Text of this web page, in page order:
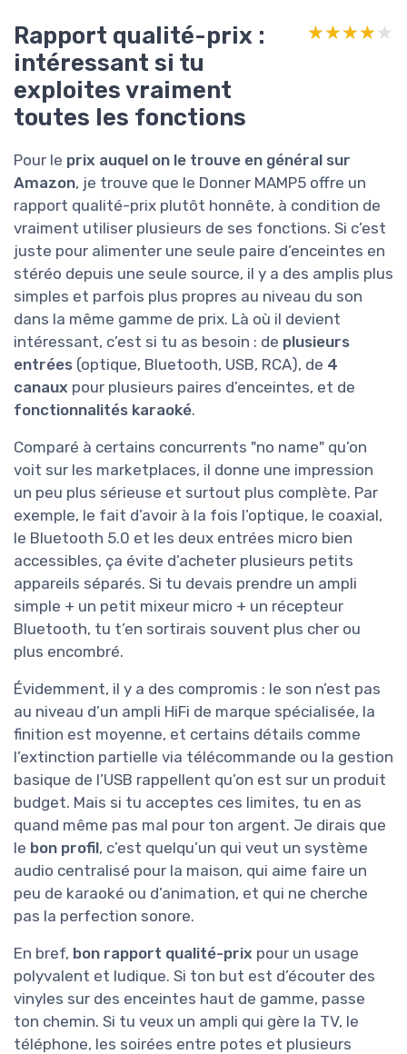
Rapport qualité-prix :
intéressant si tu
exploites vraiment
toutes les fonctions
★★★★★
★★★★★
Pour le prix auquel on le trouve en général sur
Amazon, je trouve que le Donner MAMP5 offre un
rapport qualité-prix plutôt honnête, à condition de
vraiment utiliser plusieurs de ses fonctions. Si c’est
juste pour alimenter une seule paire d’enceintes en
stéréo depuis une seule source, il y a des amplis plus
simples et parfois plus propres au niveau du son
dans la même gamme de prix. Là où il devient
intéressant, c’est si tu as besoin : de plusieurs
entrées (optique, Bluetooth, USB, RCA), de 4
canaux pour plusieurs paires d’enceintes, et de
fonctionnalités karaoké.
Comparé à certains concurrents "no name" qu’on
voit sur les marketplaces, il donne une impression
un peu plus sérieuse et surtout plus complète. Par
exemple, le fait d’avoir à la fois l’optique, le coaxial,
le Bluetooth 5.0 et les deux entrées micro bien
accessibles, ça évite d’acheter plusieurs petits
appareils séparés. Si tu devais prendre un ampli
simple + un petit mixeur micro + un récepteur
Bluetooth, tu t’en sortirais souvent plus cher ou
plus encombré.
Évidemment, il y a des compromis : le son n’est pas
au niveau d’un ampli HiFi de marque spécialisée, la
finition est moyenne, et certains détails comme
l’extinction partielle via télécommande ou la gestion
basique de l’USB rappellent qu’on est sur un produit
budget. Mais si tu acceptes ces limites, tu en as
quand même pas mal pour ton argent. Je dirais que
le bon profil, c’est quelqu’un qui veut un système
audio centralisé pour la maison, qui aime faire un
peu de karaoké ou d’animation, et qui ne cherche
pas la perfection sonore.
En bref, bon rapport qualité-prix pour un usage
polyvalent et ludique. Si ton but est d’écouter des
vinyles sur des enceintes haut de gamme, passe
ton chemin. Si tu veux un ampli qui gère la TV, le
téléphone, les soirées entre potes et plusieurs